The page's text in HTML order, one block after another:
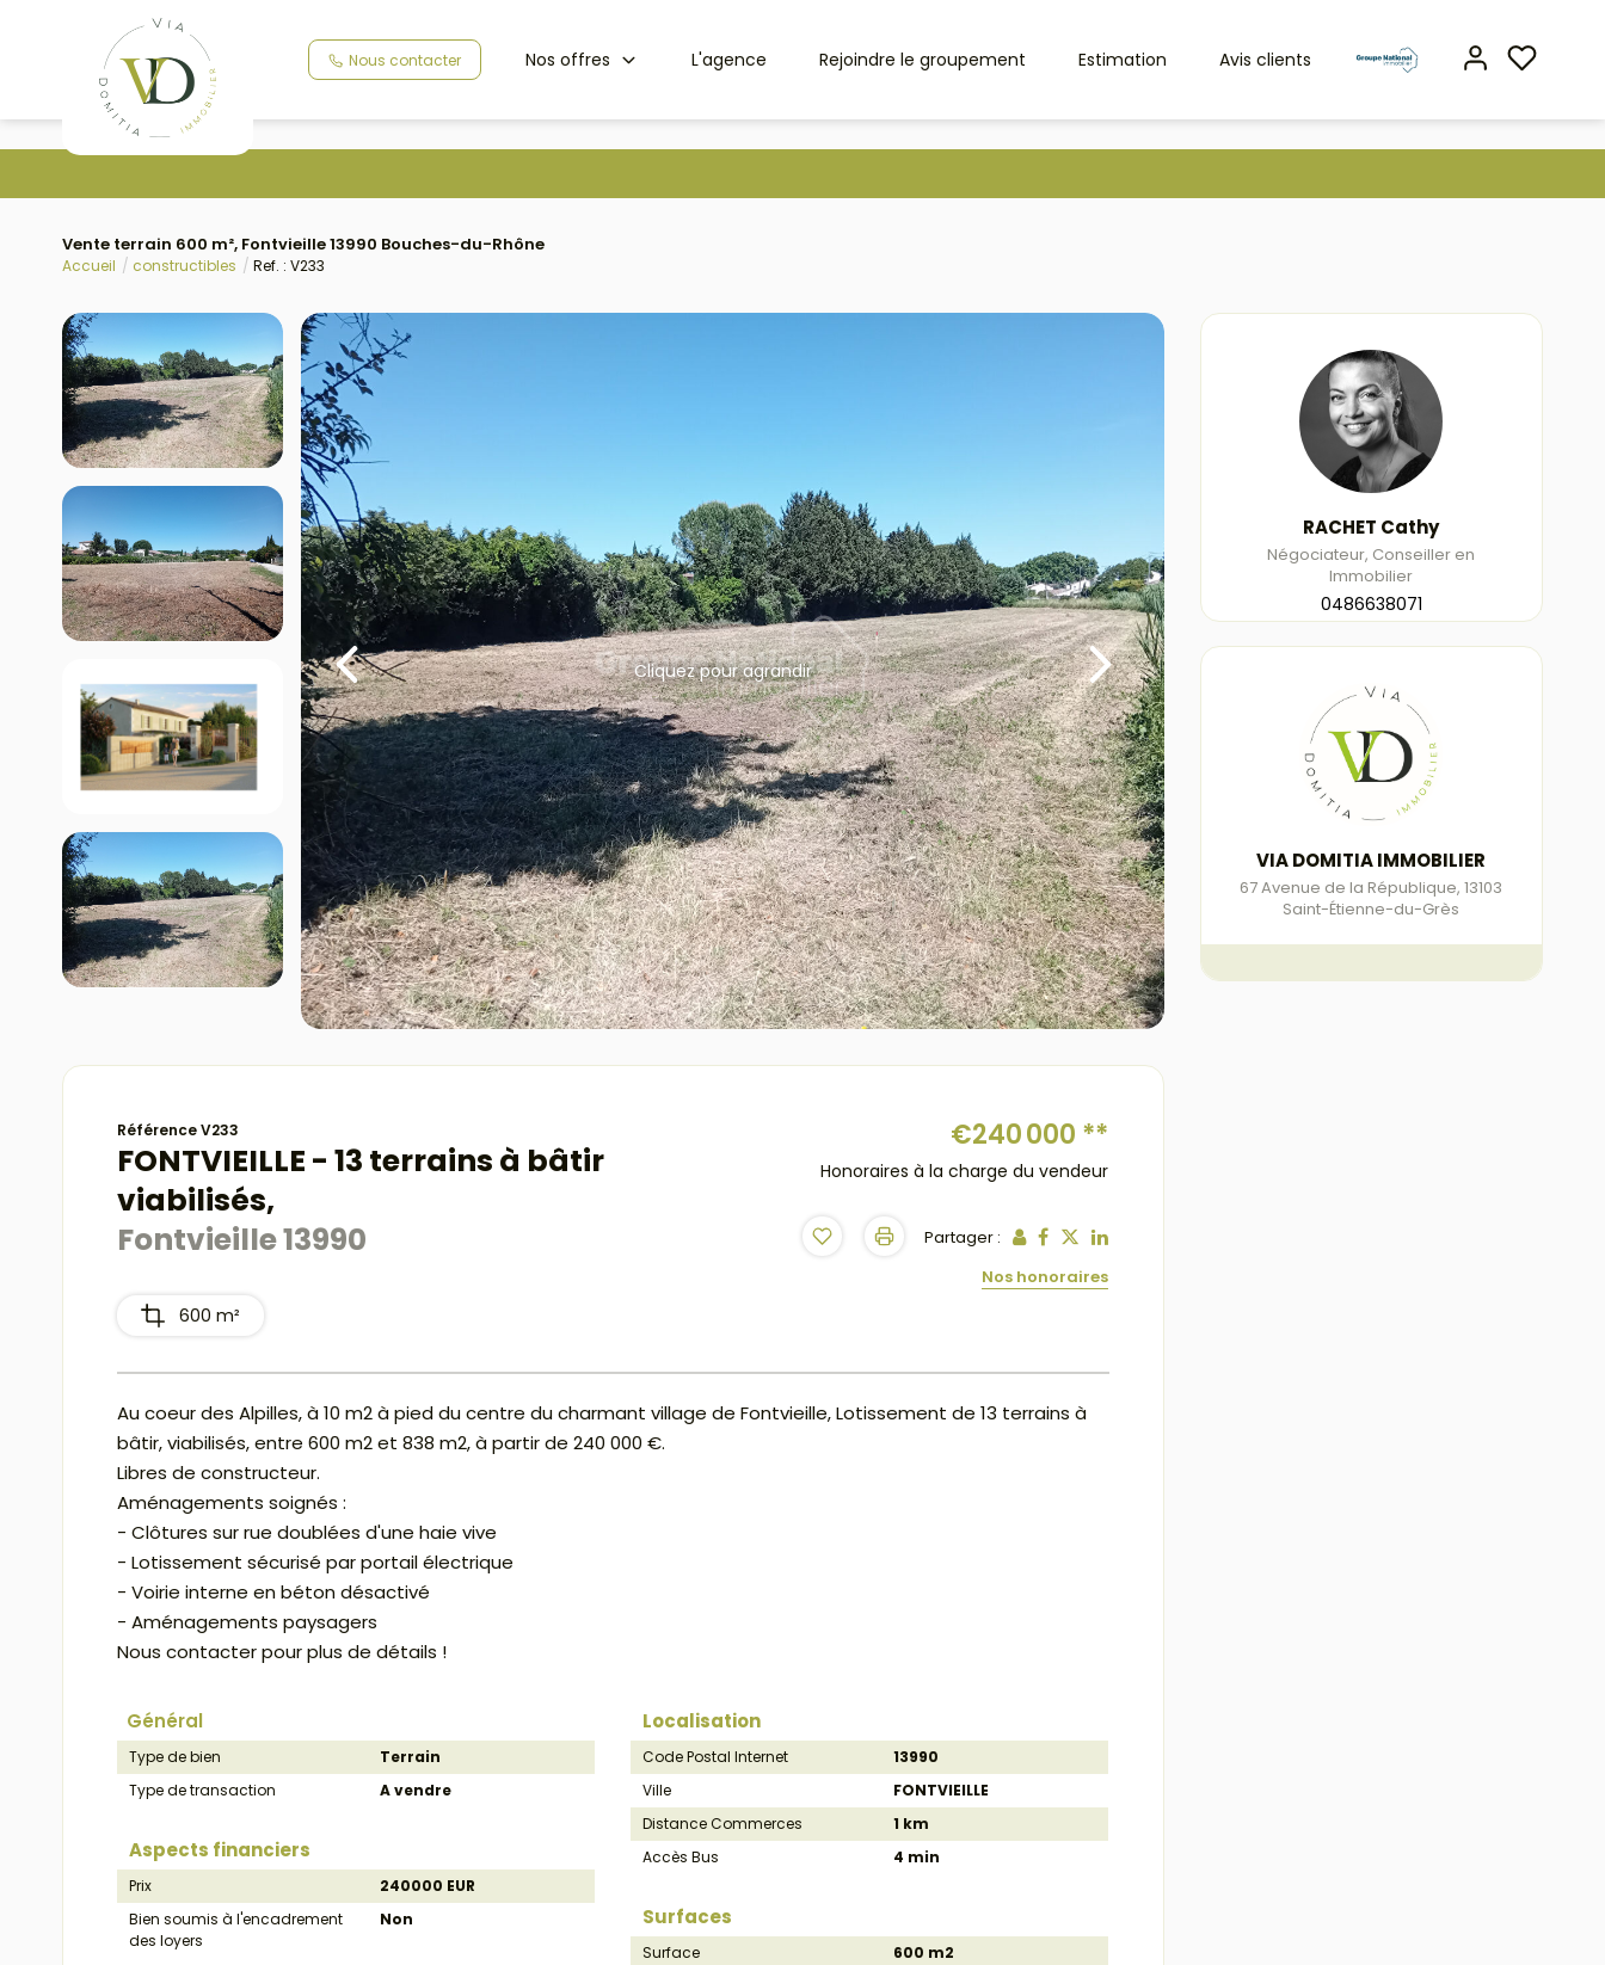
Nous contacter Nos offres L'agence Rejoindre le groupement Estimation Avis clients
Vente terrain 600 m², Fontvieille 13990 Bouches-du-Rhône
Accueil constructibles Ref. : V233
Cliquez pour agrandir
Référence V233
FONTVIEILLE - 13 terrains à bâtir
viabilisés,
Fontvieille 13990
600 m²
€240 000 **
Honoraires à la charge du vendeur
Partager :
Nos honoraires
Au coeur des Alpilles, à 10 m2 à pied du centre du charmant village de Fontvieille, Lotissement de 13 terrains à
bâtir, viabilisés, entre 600 m2 et 838 m2, à partir de 240 000 €.
Libres de constructeur.
Aménagements soignés :
- Clôtures sur rue doublées d'une haie vive
- Lotissement sécurisé par portail électrique
- Voirie interne en béton désactivé
- Aménagements paysagers
Nous contacter pour plus de détails !
Général
Type de bien
Terrain
Type de transaction
A vendre
Localisation
Code Postal Internet
13990
Ville
FONTVIEILLE
Distance Commerces
1 km
Accès Bus
4 min
Aspects financiers
Prix
240000 EUR
Bien soumis à l'encadrement
des loyers
Non Surfaces
Surface
600 m2
RACHET Cathy
Négociateur, Conseiller en
Immobilier
0486638071
VIA DOMITIA IMMOBILIER
67 Avenue de la République,13103
Saint-Étienne-du-Grès